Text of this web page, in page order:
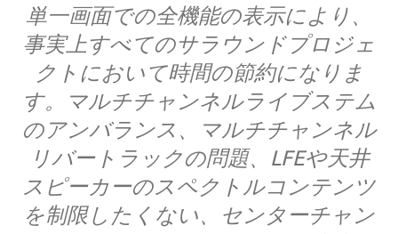
単一画面での全機能の表示により、
事実上すべてのサラウンドプロジェ
クトにおいて時間の節約になりま
す。マルチチャンネルライブステム
のアンバランス、マルチチャンネル
リバートラックの問題、LFEや天井
スピーカーのスペクトルコンテンツ
を制限したくない、センターチャン